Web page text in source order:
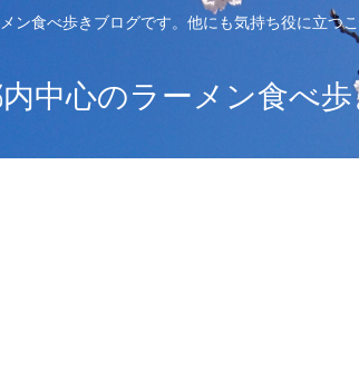
ン食べ歩きブログです。他にも気持ち役に立つ
中心のラーメン食べ